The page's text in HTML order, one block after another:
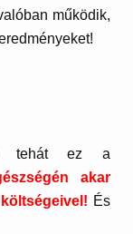
működik,
tehát ez a
akar
És